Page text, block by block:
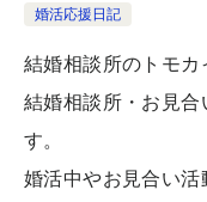
婚活応援日記
結婚相談所のトモカ
結婚相談所・お見合
す。
婚活中やお見合い活